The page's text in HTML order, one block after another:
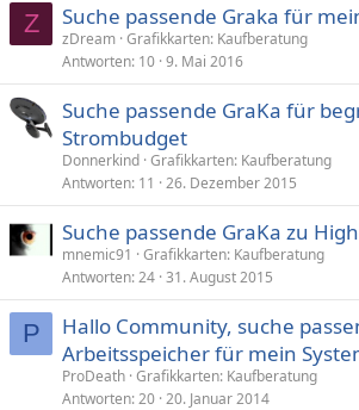
Z Suche passende Graka für
zDream Grafikkarten: Kaufberatung
Antworten 10 9. Mai 2016
Suche passende GraKa für
Strombudget
Donnerkind Grafikkarten: Kaufberatung
Antworten 11 26. Dezember 2015
Suche passende GraKa zu
mnemic91
Grafikkarten: Kaufberatung
Antworten 24 31. August 2015
P
Hallo Community, suche
Arbeitsspeicher für mein
ProDeath Grafikkarten: Kaufberatung
Antworten 20 20. Januar 2014